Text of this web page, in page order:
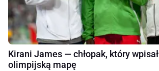
Kirani James — chłopak, który
olimpijską mapę